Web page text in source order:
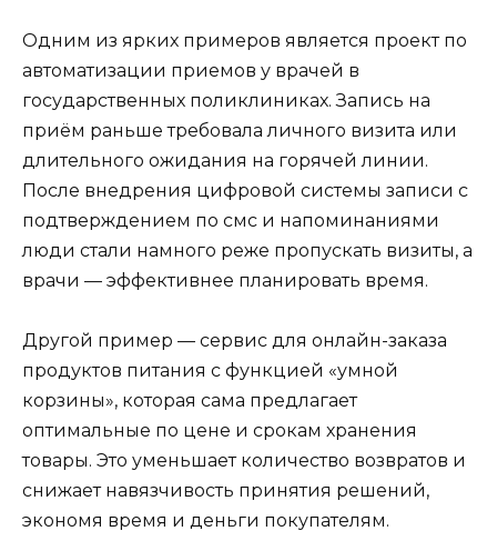
Одним из ярких примеров является проект по
автоматизации приемов у врачей в
государственных поликлиниках. Запись на
приём раньше требовала личного визита или
длительного ожидания на горячей линии.
После внедрения цифровой системы записи с
подтверждением по смс и напоминаниями
люди стали намного реже пропускать визиты, а
врачи — эффективнее планировать время.
Другой пример — сервис для онлайн-заказа
продуктов питания с функцией «умной
корзины», которая сама предлагает
оптимальные по цене и срокам хранения
товары. Это уменьшает количество возвратов и
снижает навязчивость принятия решений,
экономя время и деньги покупателям.